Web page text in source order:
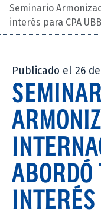
Seminario
interés para CPA UBB
Publicado el 26